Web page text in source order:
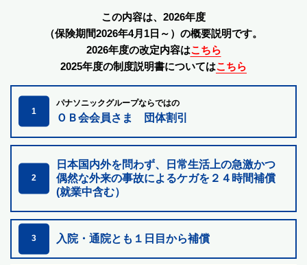
この内容は、2026年度
（保険期間2026年4月1日～）の概要説明です。
2026年度の改定内容はこちら
2025年度の制度説明書についてはこちら
1
パナソニックグループならではの
ＯＢ会会員さま 団体割引
2
日本国内外を問わず、日常生活上の急激かつ
偶然な外来の事故によるケガを２４時間補償
(就業中含む）
3 入院・通院とも１日目から補償